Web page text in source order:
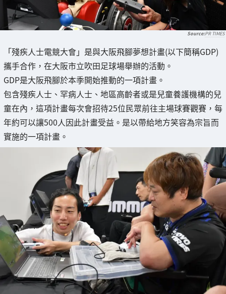
PR TIMES
「殘疾人士電競大會」是與大阪飛腳夢想計畫(以下簡稱GDP)
攜手合作，在大阪市立吹田足球場舉辦的活動。
GDP是大阪飛腳於本季開始推動的一項計畫。
包含殘疾人士、罕病人士、地區高齡者或是兒童養護機構的兒
童在內，這項計畫每次會招待25位民眾前往主場球賽觀賽，每
年約可以讓500人因此計畫受益。是以帶給地方笑容為宗旨而
實施的一項計畫。